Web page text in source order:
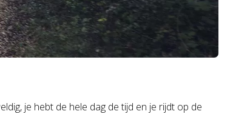
je hebt de hele dag de tijd en je rijdt op de